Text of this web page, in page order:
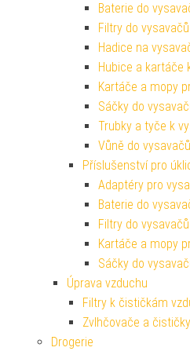
Baterie do
Filtry do vysavačů
Hadice na
Hubice a kartáče
Kartáče a mopy
Sáčky do
Trubky a tyče k
Vůně do vysavačů
Příslušenství pro
Adaptéry pro
Baterie do
Filtry do vysavačů
Kartáče a mopy
Sáčky do
Úprava vzduchu
Filtry k čističkám
Zvlhčovače a
Drogerie